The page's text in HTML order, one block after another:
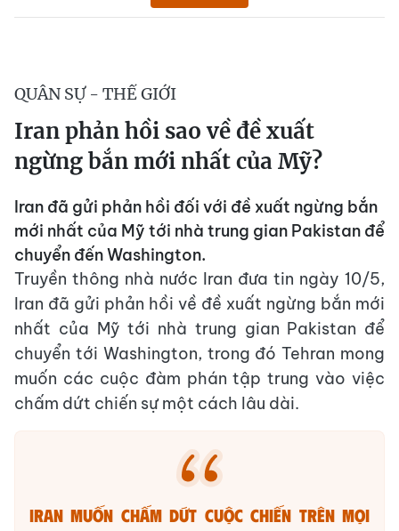
QUÂN SỰ - THẾ GIỚI
Iran phản hồi sao về đề xuất
ngừng bắn mới nhất của Mỹ?
Iran đã gửi phản hồi đối với đề xuất ngừng bắn
mới nhất của Mỹ tới nhà trung gian Pakistan để
chuyển đến Washington.
Truyền thông nhà nước Iran đưa tin ngày 10/5,
Iran đã gửi phản hồi về đề xuất ngừng bắn mới
nhất của Mỹ tới nhà trung gian Pakistan để
chuyển tới Washington, trong đó Tehran mong
muốn các cuộc đàm phán tập trung vào việc
chấm dứt chiến sự một cách lâu dài.
Iran muốn chấm dứt cuộc chiến trên mọi